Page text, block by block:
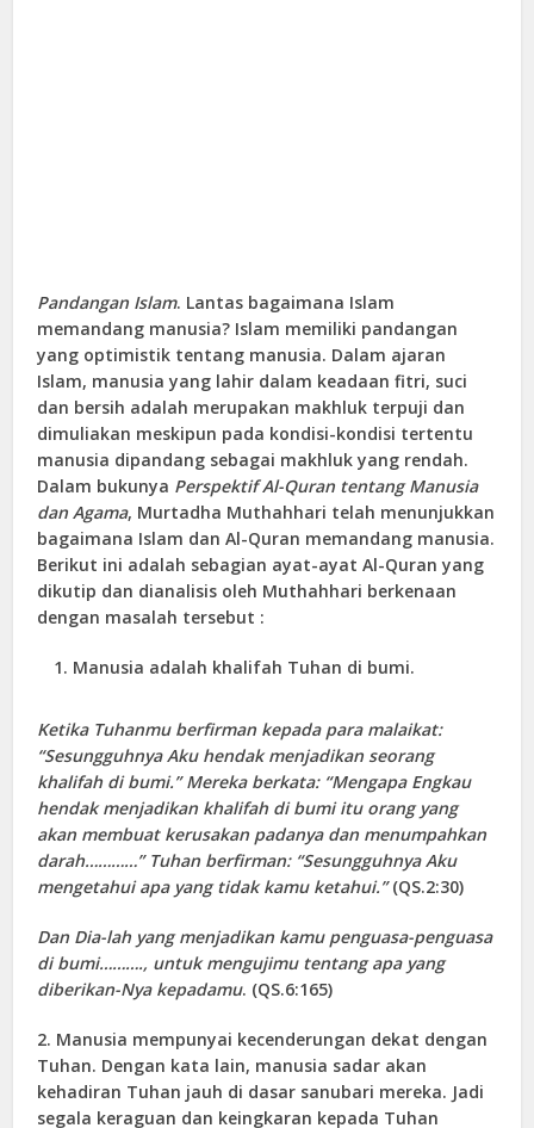
Pandangan Islam. Lantas bagaimana Islam
memandang manusia? Islam memiliki pandangan
yang optimistik tentang manusia. Dalam ajaran
Islam, manusia yang lahir dalam keadaan fitri, suci
dan bersih adalah merupakan makhluk terpuji dan
dimuliakan meskipun pada kondisi-kondisi tertentu
manusia dipandang sebagai makhluk yang rendah.
Dalam bukunya Perspektif Al-Quran tentang Manusia
dan Agama, Murtadha Muthahhari telah menunjukkan
bagaimana Islam dan Al-Quran memandang manusia.
Berikut ini adalah sebagian ayat-ayat Al-Quran yang
dikutip dan dianalisis oleh Muthahhari berkenaan
dengan masalah tersebut :
Manusia adalah khalifah Tuhan di bumi.
Ketika Tuhanmu berfirman kepada para malaikat:
“Sesungguhnya Aku hendak menjadikan seorang
khalifah di bumi.” Mereka berkata: “Mengapa Engkau
hendak menjadikan khalifah di bumi itu orang yang
akan membuat kerusakan padanya dan menumpahkan
darah…………” Tuhan berfirman: “Sesungguhnya Aku
mengetahui apa yang tidak kamu ketahui.”(QS.2:30)
Dan Dia-lah yang menjadikan kamu penguasa-penguasa
di bumi………., untuk mengujimu tentang apa yang
diberikan-Nya kepadamu. (QS.6:165)
2. Manusia mempunyai kecenderungan dekat dengan
Tuhan. Dengan kata lain, manusia sadar akan
kehadiran Tuhan jauh di dasar sanubari mereka. Jadi
segala keraguan dan keingkaran kepada Tuhan